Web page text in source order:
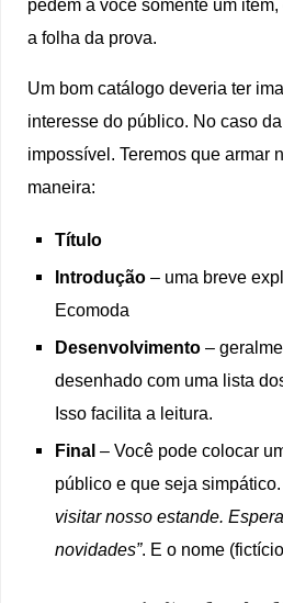
pedem a você somente um
a folha da prova.
Um bom catálogo deveria ter
interesse do público. No caso
impossível. Teremos que armar
maneira:
Título
Introdução– uma breve
Ecomoda
Desenvolvimento–
desenhado com uma lista
Isso facilita a leitura.
Final – Você pode colocar
público e que seja simpático.
visitar nosso estande.
novidades”. E o nome